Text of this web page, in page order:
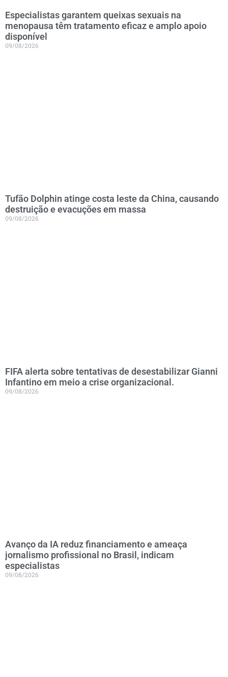
Especialistas garantem queixas sexuais na
menopausa têm tratamento eficaz e amplo apoio
disponível
09/08/2026
Tufão Dolphin atinge costa leste da China, causando
destruição e evacuções em massa
09/08/2026
FIFA alerta sobre tentativas de desestabilizar Gianni
Infantino em meio a crise organizacional.
09/08/2026
Avanço da IA reduz financiamento e ameaça
jornalismo profissional no Brasil, indicam
especialistas
09/08/2026